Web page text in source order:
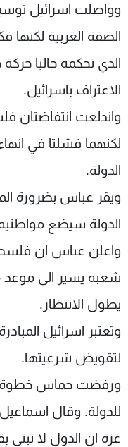
وواصلت اسرائيل
الضفة الغربية
الذي تحكمه حاليا
الاعتراف باسرائيل.
لكنهما فشلتا في
الدولة.
ويقر عباس بضرورة
الدولة سيضع
واعلن عباس ان
شعبه يسير الى موعد
يطول الانتظار.
وتعتبر اسرائيل
لتقويض شرعيتها.
ورفضت حماس خطوة
للدولة. وقال
غزة ان الدول لا تبنى